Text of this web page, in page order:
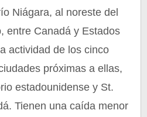
Niágara, al noreste del
entre Canadá y Estados
actividad de los cinco
próximas a ellas,
estadounidense y St.
Tienen una caída menor